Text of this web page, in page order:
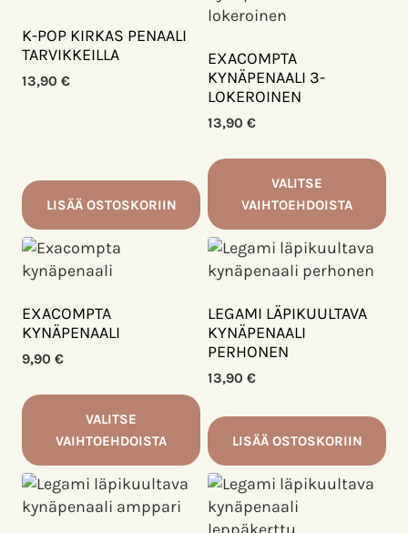
K-POP KIRKAS PENAALI
TARVIKKEILLA
13,90 €
LISÄÄ OSTOSKORIIN
EXACOMPTA
KYNÄPENAALI 3-
LOKEROINEN
13,90 €
VALITSE
VAIHTOEHDOISTA
Tällä
tuotteella
on
useampi
muunnelma.
Voit
tehdä
tuotteen
sivulla.
EXACOMPTA
KYNÄPENAALI
9,90 €
VALITSE
VAIHTOEHDOISTA
Tällä
tuotteella
on
LEGAMI LÄPIKUULTAVA
KYNÄPENAALI
PERHONEN
13,90 €
LISÄÄ OSTOSKORIIN